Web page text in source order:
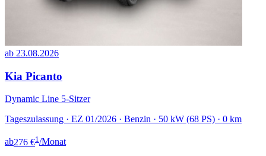
ab 23.08.2026
Kia Picanto
Dynamic Line 5-Sitzer
Tageszulassung · EZ 01/2026 · Benzin · 50 kW (68 PS) · 0 km
ab276 €1 /Monat